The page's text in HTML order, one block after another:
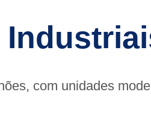
com unidades